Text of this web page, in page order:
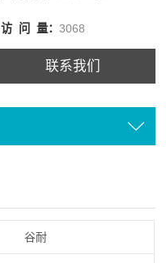
访 问 量： 3068
联系我们
谷耐